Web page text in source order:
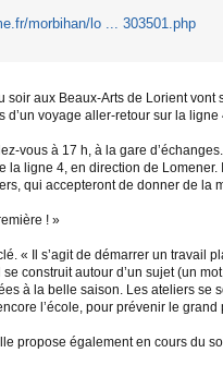
morbihan/lo ... 303501.php
soir aux Beaux-Arts de Lorient
d’un voyage aller-retour sur la
vous à 17 h, à la gare
la ligne 4, en direction de
qui accepteront de donner de la
! »
« Il s’agit de démarrer un
construit autour d’un sujet (un
à la belle saison. Les ateliers se
l’école, pour prévenir le grand
propose également en cours du